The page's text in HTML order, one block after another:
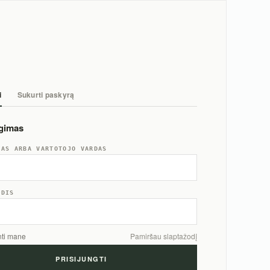
Sukurti paskyrą
ARBA VARTOTOJO VARDAS
mane Pamiršau slaptažodį